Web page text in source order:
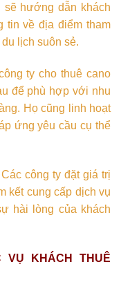
sẽ hướng dẫn khách
tin về địa điểm tham
lịch suôn sẻ.
ty cho thuê cano
để phù hợp với nhu
Họ cũng linh hoạt
ứng yêu cầu cụ thể
Các công ty đặt giá trị
kết cung cấp dịch vụ
hài lòng của khách
VỤ KHÁCH THUÊ